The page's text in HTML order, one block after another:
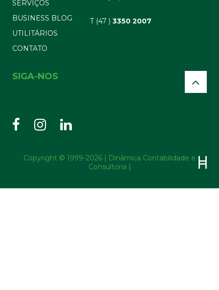
SERVIÇOS
BUSINESS BLOG
UTILITÁRIOS
CONTATO
T (47 )3350 2007
SIGA-NOS
Copyright © 1999-2026 | Dinâmica Contabilidade e
Consultoria |